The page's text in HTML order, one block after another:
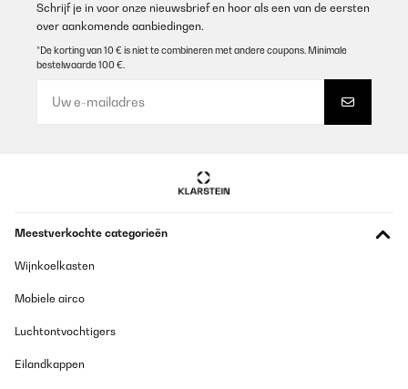
Schrijf je in voor onze nieuwsbrief en hoor als een van de eersten
over aankomende aanbiedingen.
*De korting van 10 € is niet te combineren met andere coupons. Minimale
bestelwaarde 100 €.
Meestverkochte categorieën
Wijnkoelkasten
Mobiele airco
Luchtontvochtigers
Eilandkappen